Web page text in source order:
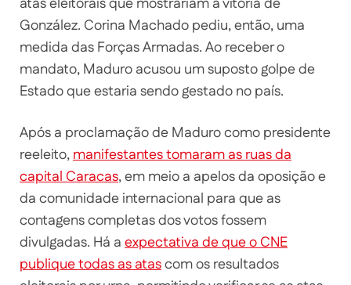
atas eleitorais que mostrariam a vitória de
González. Corina Machado pediu, então, uma
medida das Forças Armadas. Ao receber o
mandato, Maduro acusou um suposto golpe de
Estado que estaria sendo gestado no país.
Após a proclamação de Maduro como presidente
reeleito,manifestantes tomaram as ruas da
capital Caracas, em meio a apelos da oposição e
da comunidade internacional para que as
contagens completas dos votos fossem
divulgadas. Há aexpectativa de que o CNE
publique todas as atascom os resultados